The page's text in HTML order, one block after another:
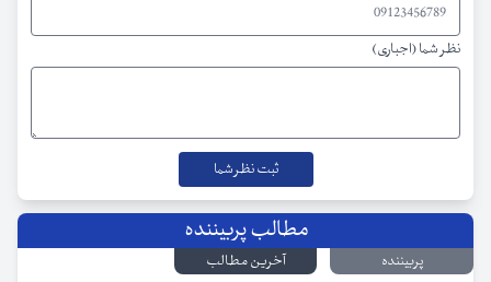
نظر شما (اجباری)
مطالب پربیننده
پربیننده
آخرین مطالب